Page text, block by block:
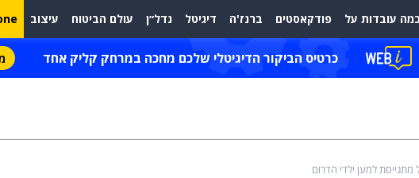
כמה עובדות על פודקאסטים ברנז'ה דיגיטל נדל״ן עולם הביטוח עיצוב
כרטיס הביקור הדיגיטלי שלכם מחכה במרחק קליק אחד
למען ילדי הדרום